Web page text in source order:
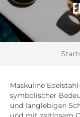
Maskuline
symbolischer
und langlebigen